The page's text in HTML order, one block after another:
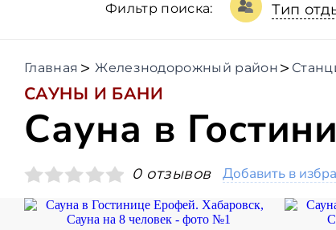
Фильтр поиска: Тип
Главная Железнодорожный район
САУНЫ И БАНИ
Сауна в
0 отзывов Добавить в